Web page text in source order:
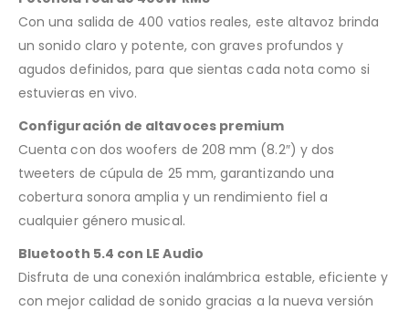
Con una salida de 400 vatios reales, este altavoz brinda
un sonido claro y potente, con graves profundos y
agudos definidos, para que sientas cada nota como si
estuvieras en vivo.
Configuración de altavoces premium
Cuenta con dos woofers de 208 mm (8.2″) y dos
tweeters de cúpula de 25 mm, garantizando una
cobertura sonora amplia y un rendimiento fiel a
cualquier género musical.
Bluetooth 5.4 con LE Audio
Disfruta de una conexión inalámbrica estable, eficiente y
con mejor calidad de sonido gracias a la nueva versión